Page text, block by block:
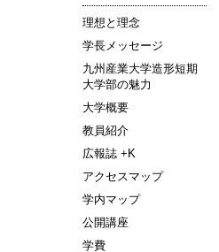
理想と理念
学長メッセージ
九州産業大学造形短期
大学部の魅力
大学概要
教員紹介
広報誌 +K
アクセスマップ
学内マップ
公開講座
学費